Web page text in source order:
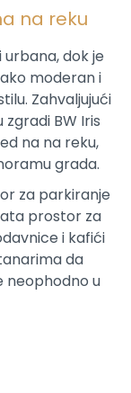
na reku
urbana, dok je
moderan i
Zahvaljujući
BW Iris
na na reku,
grada.
za parkiranje
prostor za
i kafići
da
neophodno u